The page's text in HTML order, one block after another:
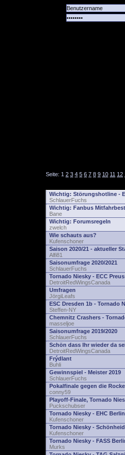
Seite: 1 2 3 4 5 6 7 8 9 10 11 12
Wichtig: Störungshotline -
SchlauerFuchs
Wichtig: Fanbus
Bane
Wichtig: Forumsregeln
zwelch
Wie schauts aus?
Kufenschoner
Saison 2020/21 - aktueller
Alfi81
Saisonumfrage 2020/2021
SchlauerFuchs
Tornado Niesky - ECC
DetroitRedWingsCanada
Umfragen
JörgiLeafs
ESC Dresden 1b - Tornado
Steffen-NY
Chemnitz Crashers -
masseljoe
Saisonumfrage 2019/2020
SchlauerFuchs
Schön dass Ihr wieder da
DetroitRedWingsCanada
Frýdlant
Buhli
Gewinnspiel - Meister 2019
SchlauerFuchs
Pokalfinale gegen die
conny59
Playoff-Finale, Tornado
Puckschubser
Tornado Niesky - EHC
Kufenschoner
Tornado Niesky -
Kufenschoner
Tornado Niesky - FASS
Murks